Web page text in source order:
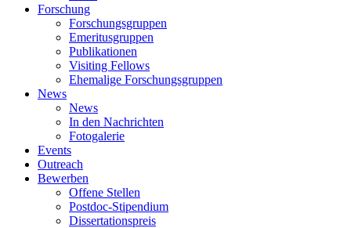
Forschung
Forschungsgruppen
Emeritusgruppen
Publikationen
Visiting Fellows
Ehemalige Forschungsgruppen
News
News
In den Nachrichten
Fotogalerie
Events
Outreach
Bewerben
Offene Stellen
Postdoc-Stipendium
Dissertationspreis